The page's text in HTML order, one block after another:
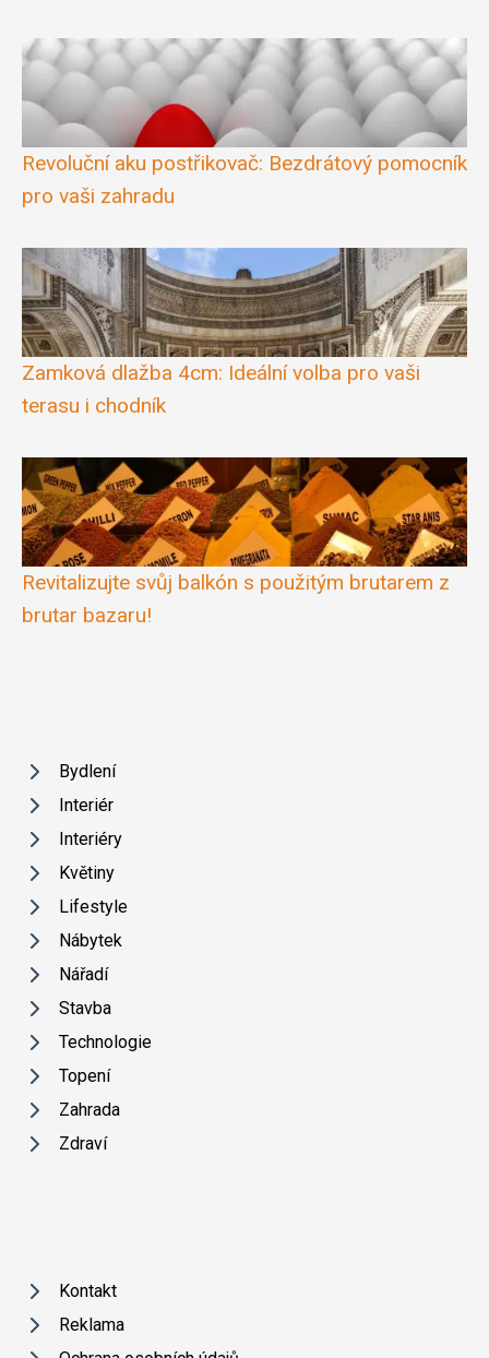
Revoluční aku postřikovač: Bezdrátový pomocník
pro vaši zahradu
Zamková dlažba 4cm: Ideální volba pro vaši
terasu i chodník
Revitalizujte svůj balkón s použitým brutarem z
brutar bazaru!
Bydlení
Interiér
Interiéry
Květiny
Lifestyle
Nábytek
Nářadí
Stavba
Technologie
Topení
Zahrada
Zdraví
Kontakt
Reklama